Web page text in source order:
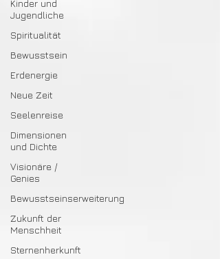
Kinder und
Jugendliche
Spiritualität
Bewusstsein
Erdenergie
Neue Zeit
Seelenreise
Dimensionen
und Dichte
Visionäre /
Genies
Bewusstseinserweiterung
Zukunft der
Menschheit
Sternenherkunft